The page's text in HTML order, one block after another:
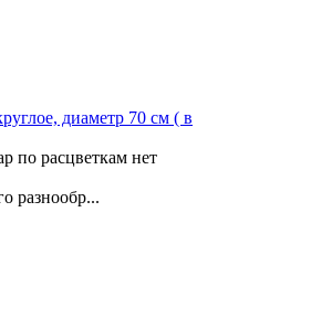
диаметр 70 см ( в
по расцветкам нет
разнообр...